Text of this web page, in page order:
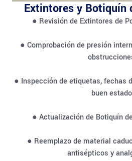
Extintores y Botiquín
● Revisión de Extintores de
● Comprobación de presión
● Inspección de etiquetas, fechas
buen
● Actualización de Botiquín
● Reemplazo de material
antisépticos y